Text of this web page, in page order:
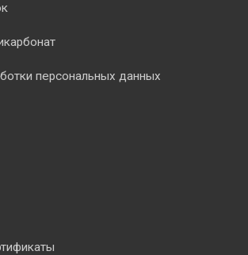
персональных данных